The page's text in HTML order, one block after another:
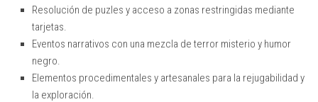
Resolución de puzles y acceso a zonas restringidas mediante
tarjetas.
Eventos narrativos con una mezcla de terror misterio y humor
negro.
Elementos procedimentales y artesanales para la rejugabilidad y
la exploración.